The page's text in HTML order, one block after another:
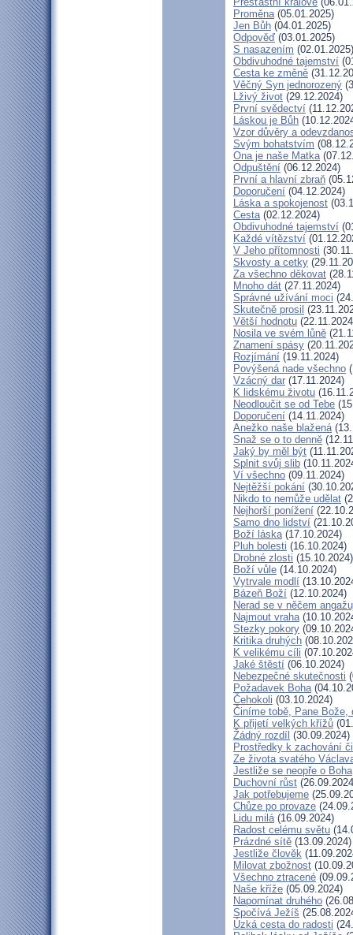
Proměna(05.01.2025)
Jen Bůh (04.01.2025)
Odpověď (03.01.2025)
S nasazením (02.01.2025)
Obdivuhodné tajemství
Cesta ke změně
Věčný Syn jednorozený
Lživý život (29.12.2024)
První svědectví
Láskou je Bůh
Vzor důvěry a
Svým bohatstvím
Ona je naše Matka
Odpuštění (06.12.2024)
První a hlavní zbraň
Doporučení (04.12.2024)
Láska a spokojenost
Cesta(02.12.2024)
Obdivuhodné tajemství
Každé vítězství
V Jeho přítomnosti
Skvosty a cetky
Za všechno děkovat
Mnoho dát (27.11.2024)
Správné užívání moci
Skutečně prosil
Větší hodnotu
Nosila ve svém lůně
Znamení spásy
Rozjímání (19.11.2024)
Povýšená nade všechno
Vzácný dar (17.11.2024)
K lidskému životu
Neodloučit se od Tebe
Doporučení (14.11.2024)
Anežko naše blažená
Snaž se o to denně
Jaký by měl být
Splnit svůj slib
Ví všechno (09.11.2024)
Nejtěžší pokání
Nikdo to nemůže udělat
Nejhorší ponížení
Samo dno lidství
Boží láska(17.10.2024)
Pluh bolesti (16.10.2024)
Drobné zlosti (15.10.2024)
Boží vůle (14.10.2024)
Vytrvale modlí
Bázeň Boží (12.10.2024)
Nerad se v něčem
Najmout vraha
Stezky pokory
Kritika druhých
K velikému cíli
Jaké štěstí (06.10.2024)
Nebezpečné skutečnosti
Požadavek Boha
Čehokoli (03.10.2024)
Činíme tobě, Pane Bože,
K přijetí velkých křížů
Žádný rozdíl (30.09.2024)
Prostředky k zachování
Ze života svatého
Jestliže se neopře o Boha
Duchovní růst
Jak potřebujeme
Chůze po provaze
Lidu milá(16.09.2024)
Radost celému světu
Prázdné sítě (13.09.2024)
Jestliže člověk
Milovat zbožnost
Všechno ztracené
Naše kříže (05.09.2024)
Napomínat druhého
Spočívá Ježíš
Úzká cesta do radosti